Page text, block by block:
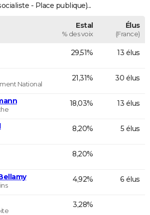
- Place publique)...
Estal
% des voix
Élus
(France)
29,51% 13 élus
National
21,31% 30 élus
18,03% 13 élus
8,20% 5 élus
8,20%
4,92% 6 élus
3,28%